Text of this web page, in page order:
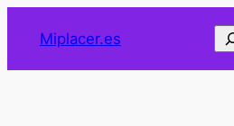
Miplacer.es